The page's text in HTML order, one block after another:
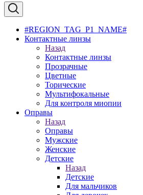
#REGION_TAG_P1_NAME#
Контактные линзы
Назад
Контактные линзы
Прозрачные
Цветные
Торические
Мультифокальные
Для контроля миопии
Оправы
Назад
Оправы
Мужские
Женские
Детские
Назад
Детские
Для мальчиков